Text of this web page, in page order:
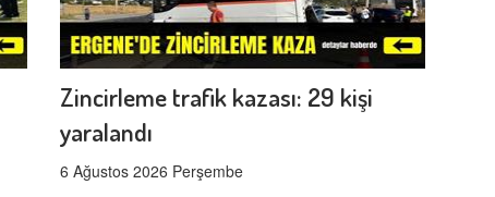
Zincirleme trafik kazası: 29 kişi
yaralandı
6 Ağustos 2026 Perşembe